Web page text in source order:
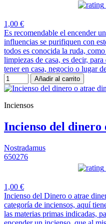
1,00 €
Es recomendable el encender
influencias se purifiquen con
todos es conocida la ruda,
limpiezas de casa, es decir,
tener en casa, negocio o lugar
Añadir al carrito
Inciensos
Incienso del dinero
Nostradamus
650276
1,00 €
Incienso del Dinero o atrae
categoría de inciensos, aquí
las materias primas indicadas,